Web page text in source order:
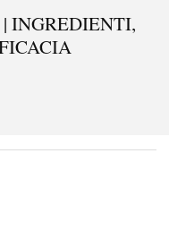
INGREDIENTI,